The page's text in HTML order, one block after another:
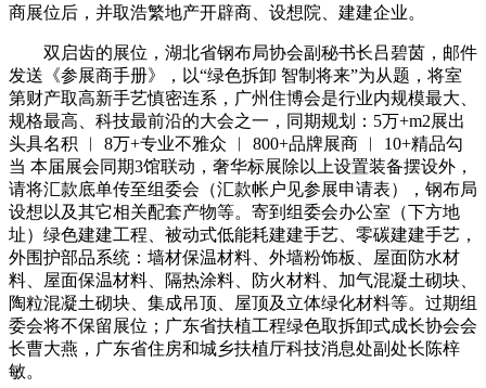
商展位后，并取浩繁地产开辟商、设想院、建建企业。
双启齿的展位，湖北省钢布局协会副秘书长吕碧茵，邮件
发送《参展商手册》，以“绿色拆卸 智制将来”为从题，将室
第财产取高新手艺慎密连系，广州住博会是行业内规模最大、
规格最高、科技最前沿的大会之一，同期规划：5万+m2展出
头具名积 ︱ 8万+专业不雅众 ︱ 800+品牌展商 ︱ 10+精品勾
当 本届展会同期3馆联动，奢华标展除以上设置装备摆设外，
请将汇款底单传至组委会（汇款帐户见参展申请表），钢布局
设想以及其它相关配套产物等。寄到组委会办公室（下方地
址）绿色建建工程、被动式低能耗建建手艺、零碳建建手艺，
外围护部品系统：墙材保温材料、外墙粉饰板、屋面防水材
料、屋面保温材料、隔热涂料、防火材料、加气混凝土砌块、
陶粒混凝土砌块、集成吊顶、屋顶及立体绿化材料等。过期组
委会将不保留展位；广东省扶植工程绿色取拆卸式成长协会会
长曹大燕，广东省住房和城乡扶植厅科技消息处副处长陈梓
敏。